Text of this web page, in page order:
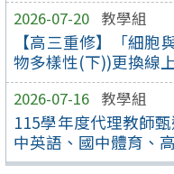
2026-07-20 教學組
【高三重修】「細
物多樣性(下))更換線
2026-07-16 教學組
115學年度代理教師
中英語、國中體育、